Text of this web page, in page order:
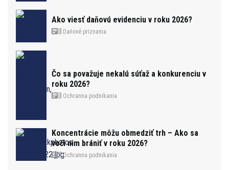
Ako viesť daňovú evidenciu v roku 2026?
Daňové priznania
Čo sa považuje nekalú súťaž a konkurenciu v
roku 2026?
Ochranna podnikania
Koncentrácie môžu obmedziť trh – Ako sa
voči nim brániť v roku 2026?
Ochranna podnikania